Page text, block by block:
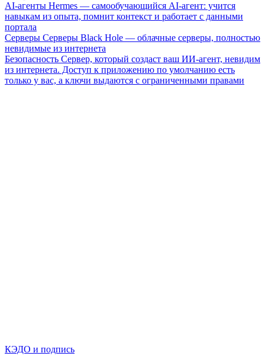
AI-агенты Hermes — самообучающийся AI-агент: учится
навыкам из опыта, помнит контекст и работает с данными
портала
Серверы Серверы Black Hole — облачные серверы, полностью
невидимые из интернета
Безопасность Сервер, который создаст ваш ИИ-агент, невидим
из интернета. Доступ к приложению по умолчанию есть
только у вас, а ключи выдаются с ограниченными правами
КЭДО и подпись